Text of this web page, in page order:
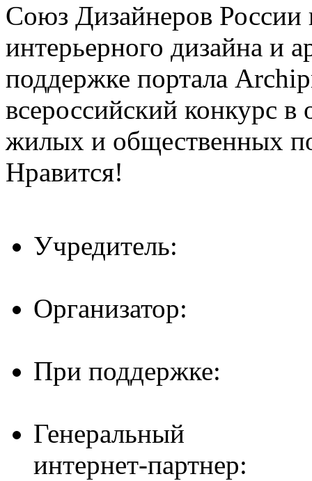
Союз Дизайнеров России
интерьерного дизайна и
поддержке портала
всероссийский конкурс в
жилых и общественных
Нравится!
Учредитель:
Организатор:
При поддержке:
Генеральный
интернет-партнер: